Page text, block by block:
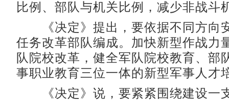
比例、部队与机关比例，减少非战斗
《决定》提出，要依据不同方向
任务改革部队编成。加快新型作战力
队院校改革，健全军队院校教育、部
事职业教育三位一体的新型军事人才
《决定》说，要紧紧围绕建设一